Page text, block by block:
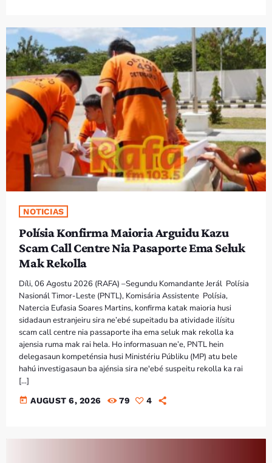
NOTICIAS
Polísia Konfirma Maioria Arguidu Kazu
Scam Call Centre Nia Pasaporte Ema Seluk
Mak Rekolla
Díli, 06 Agostu 2026 (RAFA) –Segundu Komandante Jerál Polísia
Nasionál Timor-Leste (PNTL), Komisária Assistente Polísia,
Natercia Eufasia Soares Martins, konfirma katak maioria husi
sidadaun estranjeiru sira ne’ebé supeitadu ba atividade ilísitu
scam call centre nia passaporte iha ema seluk mak rekolla ka
ajensia ruma mak rai hela. Ho informasuan ne’e, PNTL hein
delegasaun kompeténsia husi Ministériu Públiku (MP) atu bele
hahú investigasaun ba ajénsia sira ne'ebé suspeitu rekolla ka rai
[…]
today AUGUST 6, 2026 79 4